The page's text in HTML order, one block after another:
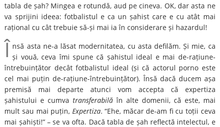
tabla de șah? Mingea e rotundă, aud pe cineva. OK, dar asta ne
va sprijini ideea: fotbalistul e ca un șahist care e cu atât mai
rațional cu cât trebuie să-și mai ia în considerare și hazardul!
Î nsă asta ne-a lăsat modernitatea, cu asta defilăm. Și mie, ca
și vouă, ceva îmi spune că șahistul ideal e mai de-rațiune-
întrebuințător decât fotbalistul ideal (și că actorul porno este
cel mai puțin de-rațiune-întrebuințător). Însă dacă ducem așa
premisă mai departe atunci vom accepta că expertiza
șahistului e cumvatransferabilăîn alte domenii, că este, mai
mult sau mai puțin, Expertiza. “Ehe, măcar de-am fi cu toții ceva
mai șahiști!” – se va ofta. Dacă tabla de șah reflectă intelectul, e